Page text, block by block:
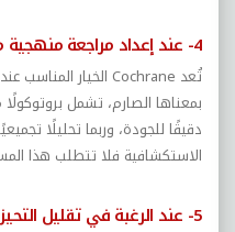
4- عند إعداد مراجعة منهجية متقدمة لا مجرد مراجعة سردية
تُعد Cochrane الخيار المناسب
بمعناها الصارم، تشمل
دقيقًا للجودة، وربما تحليلًا
الاستكشافية فلا تتطلب هذا
5- عند الرغبة في تقليل التحيز إلى أقصى حد ممكن